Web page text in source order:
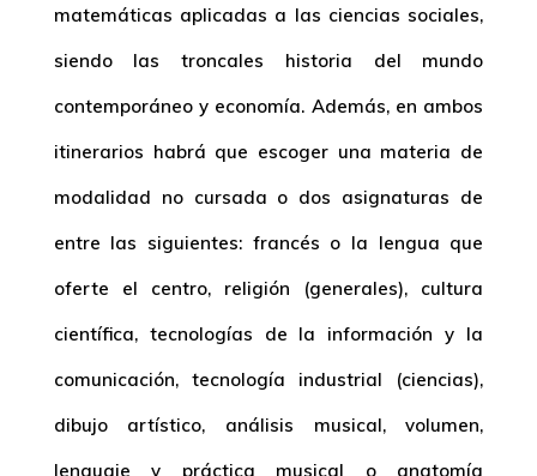
matemáticas aplicadas a las ciencias sociales,
siendo las troncales historia del mundo
contemporáneo y economía. Además, en ambos
itinerarios habrá que escoger una materia de
modalidad no cursada o dos asignaturas de
entre las siguientes: francés o la lengua que
oferte el centro, religión (generales), cultura
científica, tecnologías de la información y la
comunicación, tecnología industrial (ciencias),
dibujo artístico, análisis musical, volumen,
lenguaje y práctica musical o anatomía